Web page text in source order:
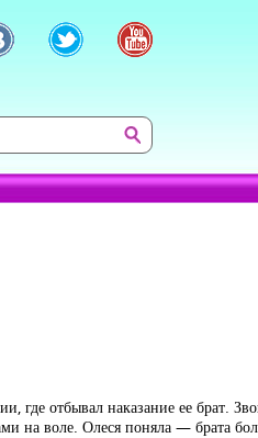
где отбывал наказание ее брат.
на воле. Олеся поняла — брата